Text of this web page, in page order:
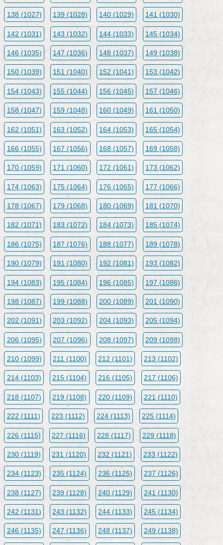
138 (1027) 139 (1028) 140 (1029) 141 (1030)
142 (1031) 143 (1032) 144 (1033) 145 (1034)
146 (1035) 147 (1036) 148 (1037) 149 (1038)
150 (1039) 151 (1040) 152 (1041) 153 (1042)
154 (1043) 155 (1044) 156 (1045) 157 (1046)
158 (1047) 159 (1048) 160 (1049) 161 (1050)
162 (1051) 163 (1052) 164 (1053) 165 (1054)
166 (1055) 167 (1056) 168 (1057) 169 (1058)
170 (1059) 171 (1060) 172 (1061) 173 (1062)
174 (1063) 175 (1064) 176 (1065) 177 (1066)
178 (1067) 179 (1068) 180 (1069) 181 (1070)
182 (1071) 183 (1072) 184 (1073) 185 (1074)
186 (1075) 187 (1076) 188 (1077) 189 (1078)
190 (1079) 191 (1080) 192 (1081) 193 (1082)
194 (1083) 195 (1084) 196 (1085) 197 (1086)
198 (1087) 199 (1088) 200 (1089) 201 (1090)
202 (1091) 203 (1092) 204 (1093) 205 (1094)
206 (1095) 207 (1096) 208 (1097) 209 (1098)
210 (1099) 211 (1100) 212 (1101) 213 (1102)
214 (1103) 215 (1104) 216 (1105) 217 (1106)
218 (1107) 219 (1108) 220 (1109) 221 (1110)
222 (1111) 223 (1112) 224 (1113) 225 (1114)
226 (1115) 227 (1116) 228 (1117) 229 (1118)
230 (1119) 231 (1120) 232 (1121) 233 (1122)
234 (1123) 235 (1124) 236 (1125) 237 (1126)
238 (1127) 239 (1128) 240 (1129) 241 (1130)
242 (1131) 243 (1132) 244 (1133) 245 (1134)
246 (1135) 247 (1136) 248 (1137) 249 (1138)